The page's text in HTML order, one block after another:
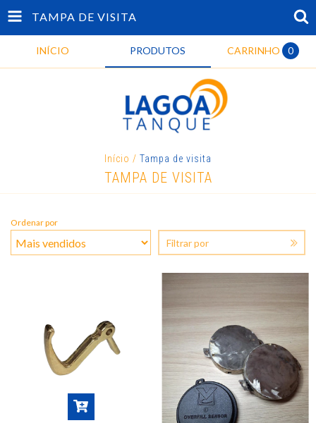
TAMPA DE VISITA
INÍCIO PRODUTOS CARRINHO 0
Início / Tampa de visita
TAMPA DE VISITA
Ordenar por
Filtrar por